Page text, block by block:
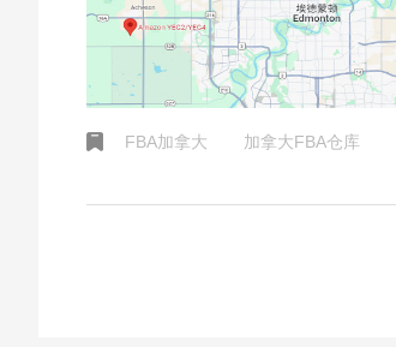
FBA加拿大 加拿大FBA仓库